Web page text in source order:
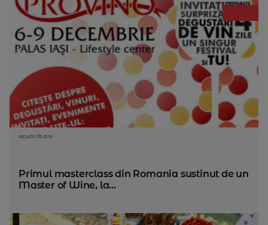
acum 13 ani
Primul masterclass din Romania sustinut de un
Master of Wine, la...